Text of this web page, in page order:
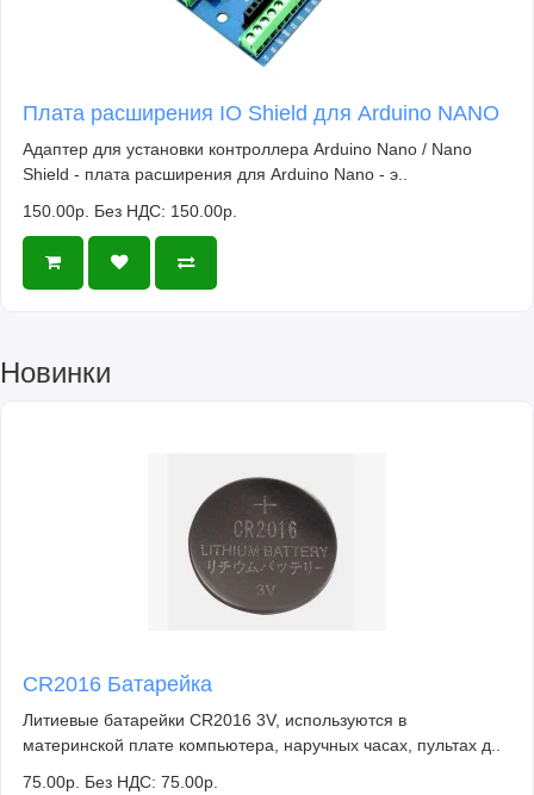
Плата расширения IO Shield для Arduino NANO
Адаптер для установки контроллера Arduino Nano / Nano
Shield - плата расширения для Arduino Nano - э..
150.00р. Без НДС: 150.00р.
Новинки
CR2016 Батарейка
Литиевые батарейки CR2016 3V, используются в
материнской плате компьютера, наручных часах, пультах д..
75.00р. Без НДС: 75.00р.